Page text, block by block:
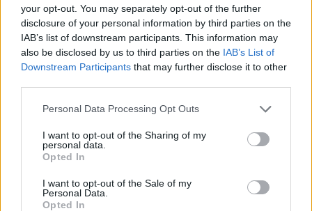
your opt-out. You may separately opt-out of the further
disclosure of your personal information by third parties on the
IAB’s list of downstream participants. This information may
also be disclosed by us to third parties on the IAB’s List of
Downstream Participants that may further disclose it to other
Personal Data Processing Opt Outs
I want to opt-out of the Sharing of my
personal data.
Opted In
I want to opt-out of the Sale of my
Personal Data.
Opted In
ASSUNZIONE SARTEUR BAGNOD RENE' - TOUR
RONDE SRL
Ciclo di programmazione 2014-2020
2.288 euro
ASSUNZIONE SARTEUR BAGNOD ERICK - TOUR
Ciclo di programmazione 2014-2020
2.288 euro
ASSUNZIONE AMARI GIORGIO - TOUR RONDE
Ciclo di programmazione 2014-2020